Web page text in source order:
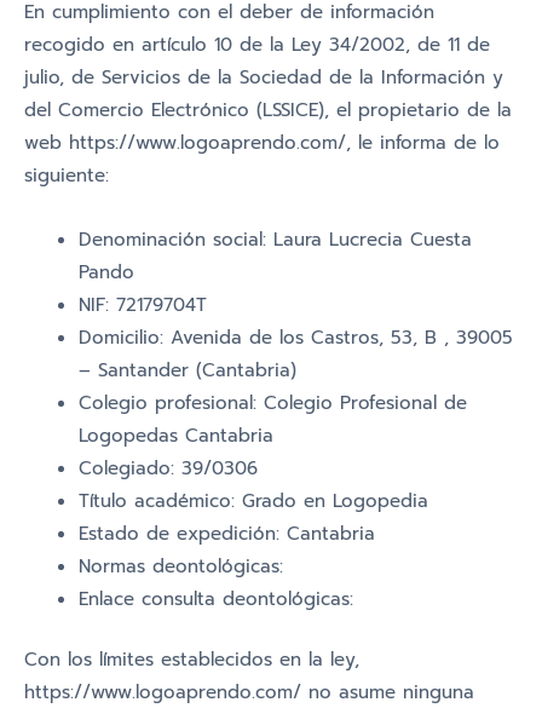
En cumplimiento con el deber de información
recogido en artículo 10 de la Ley 34/2002, de 11 de
julio, de Servicios de la Sociedad de la Información y
del Comercio Electrónico (LSSICE), el propietario de la
web https://www.logoaprendo.com/, le informa de lo
siguiente:
Denominación social: Laura Lucrecia Cuesta
Pando
NIF: 72179704T
Domicilio: Avenida de los Castros, 53, B , 39005
– Santander (Cantabria)
Colegio profesional: Colegio Profesional de
Logopedas Cantabria
Colegiado: 39/0306
Título académico: Grado en Logopedia
Estado de expedición: Cantabria
Normas deontológicas:
Enlace consulta deontológicas:
Con los límites establecidos en la ley,
https://www.logoaprendo.com/ no asume ninguna